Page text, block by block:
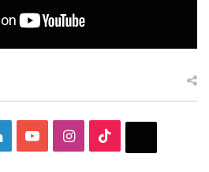
LinkedInYouTubeInstagram